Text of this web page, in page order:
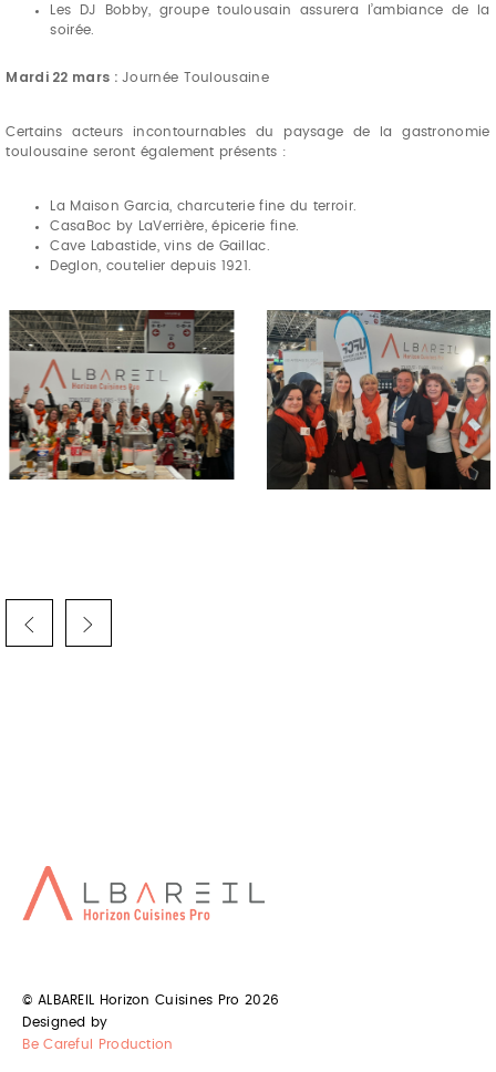
Les DJ Bobby, groupe toulousain assurera l’ambiance de la
soirée.
Mardi 22 mars :Journée Toulousaine
Certains acteurs incontournables du paysage de la gastronomie
toulousaine seront également présents :
La Maison Garcia, charcuterie fine du terroir.
CasaBoc by LaVerrière, épicerie fine.
Cave Labastide, vins de Gaillac.
Deglon, coutelier depuis 1921.
CONCEPTION CUISINES
DE TOULOUSE
professionnelles sur le centre-ville de Toulouse
© ALBAREIL Horizon Cuisines Pro 2026
Designed by
Be Careful Production